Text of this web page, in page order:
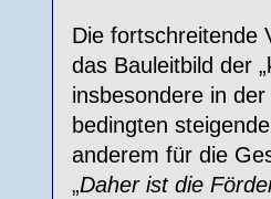
Die fortschreitende
das Bauleitbild der
insbesondere in
bedingten
anderem für die
„Daher ist die